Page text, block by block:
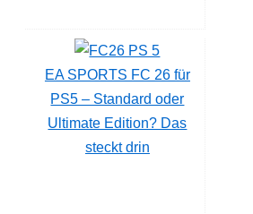
EA SPORTS FC 26 für
PS5 – Standard oder
Ultimate Edition? Das
steckt drin